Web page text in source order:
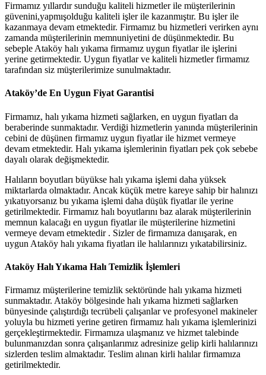
Firmamız yıllardır sunduğu kaliteli hizmetler ile müşterilerinin
güvenini,yapmışolduğu kaliteli işler ile kazanmıştır. Bu işler ile
kazanmaya devam etmektedir. Firmamız bu hizmetleri verirken aynı
zamanda müşterilerinin memnuniyetini de düşünmektedir. Bu
sebeple Ataköy halı yıkama firmamız uygun fiyatlar ile işlerini
yerine getirmektedir. Uygun fiyatlar ve kaliteli hizmetler firmamız
tarafından siz müşterilerimize sunulmaktadır.
Ataköy’de En Uygun Fiyat Garantisi
Firmamız, halı yıkama hizmeti sağlarken, en uygun fiyatları da
beraberinde sunmaktadır. Verdiği hizmetlerin yanında müşterilerinin
cebini de düşünen firmamız uygun fiyatlar ile hizmet vermeye
devam etmektedir. Halı yıkama işlemlerinin fiyatları pek çok sebebe
dayalı olarak değişmektedir.
Halıların boyutları büyükse halı yıkama işlemi daha yüksek
miktarlarda olmaktadır. Ancak küçük metre kareye sahip bir halınızı
yıkatıyorsanız bu yıkama işlemi daha düşük fiyatlar ile yerine
getirilmektedir. Firmamız halı boyutlarını baz alarak müşterilerinin
memnun kalacağı en uygun fiyatlar ile müşterilerine hizmetini
vermeye devam etmektedir . Sizler de firmamıza danışarak, en
uygun Ataköy halı yıkama fiyatları ile halılarınızı yıkatabilirsiniz.
Ataköy Halı Yıkama Halı Temizlik İşlemleri
Firmamız müşterilerine temizlik sektöründe halı yıkama hizmeti
sunmaktadır. Ataköy bölgesinde halı yıkama hizmeti sağlarken
bünyesinde çalıştırdığı tecrübeli çalışanlar ve profesyonel makineler
yoluyla bu hizmeti yerine getiren firmamız halı yıkama işlemlerinizi
gerçekleştirmektedir. Firmamıza ulaşmanız ve hizmet talebinde
bulunmanızdan sonra çalışanlarımız adresinize gelip kirli halılarınızı
sizlerden teslim almaktadır. Teslim alınan kirli halılar firmamıza
getirilmektedir.